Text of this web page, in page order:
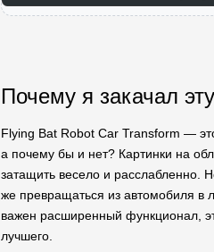
Почему я закачал
Flying Bat Robot Car Transform —
а почему бы и нет? Картинки на
затащить весело и расслабленно.
же превращаться из автомобиля в
важен расширенный функционал,
лучшего.